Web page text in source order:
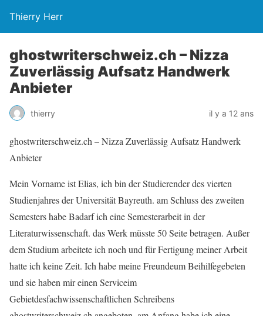
Thierry Herr
ghostwriterschweiz.ch – Nizza
Zuverlässig Aufsatz Handwerk
Anbieter
thierry il y a 12 ans
ghostwriterschweiz.ch – Nizza Zuverlässig Aufsatz Handwerk
Anbieter
Mein Vorname ist Elias, ich bin der Studierender des vierten
Studienjahres der Universität Bayreuth. am Schluss des zweiten
Semesters habe Badarf ich eine Semesterarbeit in der
Literaturwissenschaft. das Werk müsste 50 Seite betragen. Außer
dem Studium arbeitete ich noch und für Fertigung meiner Arbeit
hatte ich keine Zeit. Ich habe meine Freundeum Beihilfegebeten
und sie haben mir einen Serviceim
Gebietdesfachwissenschaftlichen Schreibens